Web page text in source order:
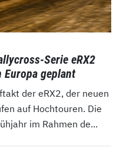
Serie eRX2
Europa geplant
der eRX2, der neuen
auf Hochtouren. Die
im Rahmen de...